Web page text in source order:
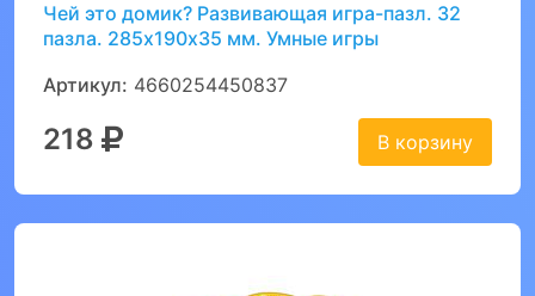
Чей это домик? Развивающая игра-пазл. 32
пазла. 285х190х35 мм. Умные игры
Артикул: 4660254450837
218 В корзину